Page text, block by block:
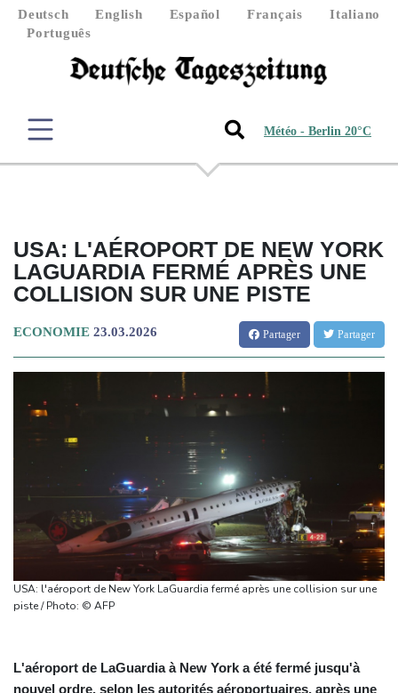
Deutsch English Español Français
Italiano
Português
Météo - Berlin 20°C
USA: L'AÉROPORT DE NEW YORK
LAGUARDIA FERMÉ APRÈS UNE
COLLISION SUR UNE PISTE
ECONOMIE 23.03.2026 Partager Partager
USA: l'aéroport de New York LaGuardia fermé après une collision sur une
piste / Photo: © AFP
L'aéroport de LaGuardia à New York a été fermé jusqu'à
nouvel ordre, selon les autorités aéroportuaires, après une